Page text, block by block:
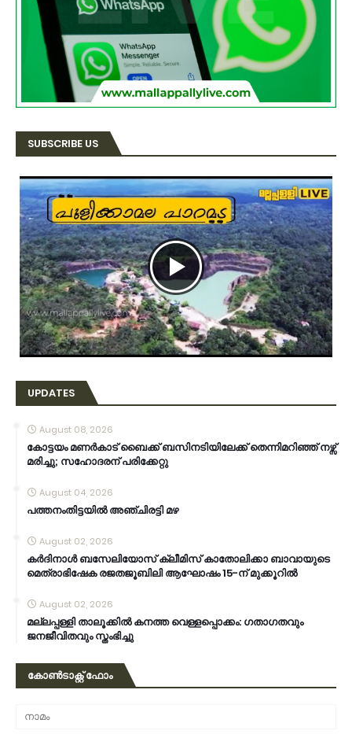
SUBSCRIBE US
UPDATES
August 08, 2026
കോട്ടയം മണർകാട് ബൈക്ക് ബസിനടിയിലേക്ക് തെന്നിമറിഞ്ഞ് നഴ്സ്
മരിച്ചു; സഹോദരന് പരിക്കേറ്റു
August 04, 2026
പത്തനംതിട്ടയിൽ അഞ്ചിരട്ടി മഴ
August 02, 2026
കര്‍ദിനാള്‍ ബസേലിയോസ് ക്ലീമിസ് കാതോലിക്കാ ബാവായുടെ
മെത്രാഭിഷേക രജതജൂബിലി ആഘോഷം 15-ന് മുക്കൂറില്‍
August 02, 2026
മല്ലപ്പള്ളി താലൂക്കിൽ കനത്ത വെള്ളപ്പൊക്കം: ഗതാഗതവും
ജനജീവിതവും സ്തംഭിച്ചു
കോൺടാക്റ്റ് ഫോം